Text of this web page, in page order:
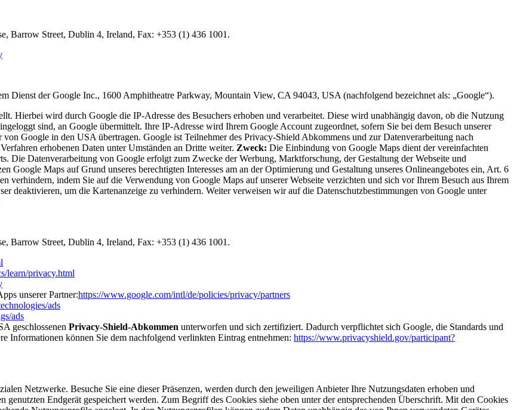
Barrow Street, Dublin 4, Ireland, Fax: +353 (1) 436 1001.
Dienst der Google Inc., 1600 Amphitheatre Parkway, Mountain View, CA 94043, USA (nachfolgend bezeichnet als: „Google“).
Hierbei wird durch Google die IP-Adresse des Besuchers erhoben und verarbeitet. Diese wird unabhängig davon, ob die Nutzung
sind, an Google übermittelt. Ihre IP-Adresse wird Ihrem Google Account zugeordnet, sofern Sie bei dem Besuch unserer
Google in den USA übertragen. Google ist Teilnehmer des Privacy-Shield Abkommens und zur Datenverarbeitung nach
erhobenen Daten unter Umständen an Dritte weiter. Zweck: Die Einbindung von Google Maps dient der vereinfachten
Die Datenverarbeitung von Google erfolgt zum Zwecke der Werbung, Marktforschung, der Gestaltung der Webseite und
Google Maps auf Grund unseres berechtigten Interesses am an der Optimierung und Gestaltung unseres Onlineangebotes ein, Art. 6
verhindern, indem Sie auf die Verwendung von Google Maps auf unserer Webseite verzichten und sich vor Ihrem Besuch aus Ihrem
deaktivieren, um die Kartenanzeige zu verhindern. Weiter verweisen wir auf die Datenschutzbestimmungen von Google unter
Barrow Street, Dublin 4, Ireland, Fax: +353 (1) 436 1001.
learn/privacy.html
unserer Partner:https://www.google.com/intl/de/policies/privacy/partners
ads
ads
geschlossenen Privacy-Shield-Abkommen unterworfen und sich zertifiziert. Dadurch verpflichtet sich Google, die Standards und
Informationen können Sie dem nachfolgend verlinkten Eintrag entnehmen: https://www.privacyshield.gov/participant?
Netzwerke. Besuche Sie eine dieser Präsenzen, werden durch den jeweiligen Anbieter Ihre Nutzungsdaten erhoben und
Endgerät gespeichert werden. Zum Begriff des Cookies siehe oben unter der entsprechenden Überschrift. Mit den Cookies